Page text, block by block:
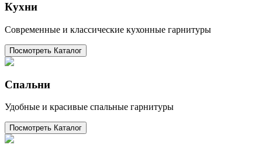
Кухни
Современные и классические кухонные гарнитуры
Посмотреть Каталог
Спальни
Удобные и красивые спальные гарнитуры
Посмотреть Каталог